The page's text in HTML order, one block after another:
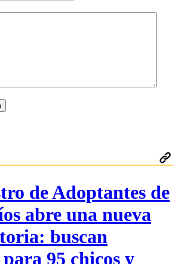
de Adoptantes de
abre una nueva
buscan
95 chicos y